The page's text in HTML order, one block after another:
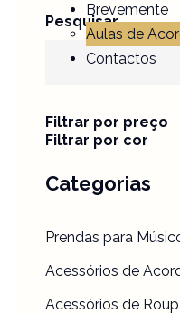
Brevemente
Aulas de
Contactos
Pesquisar
Filtrar por preço
Filtrar por cor
Categorias
Prendas para
Acessórios de
Acessórios de